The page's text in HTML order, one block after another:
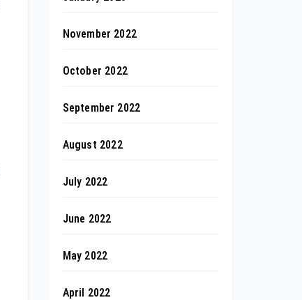
November 2022
October 2022
September 2022
August 2022
July 2022
June 2022
May 2022
April 2022